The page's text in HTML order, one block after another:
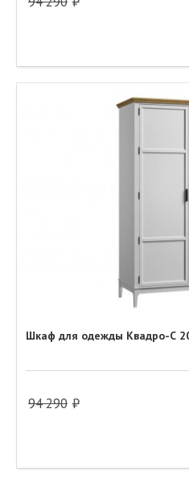
Шкаф для одежды Квадро-С
94 290